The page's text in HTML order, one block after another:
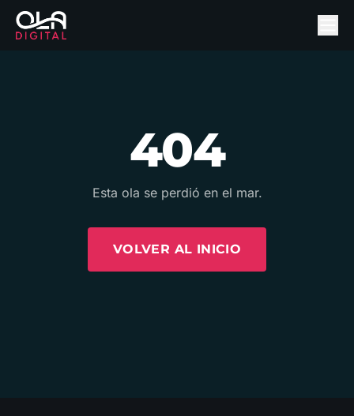
404
Esta ola se perdió en el mar.
VOLVER AL INICIO